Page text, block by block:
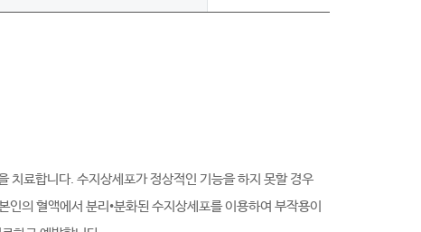
치료합니다. 수지상세포가 정상적인 기능을 하지 못할 경우
의 혈액에서 분리•분화된 수지상세포를 이용하여 부작용이